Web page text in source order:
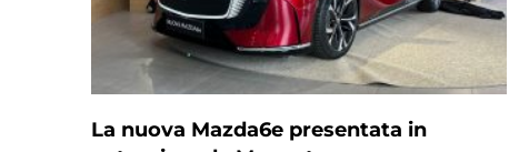
La nuova Mazda6e presentata in